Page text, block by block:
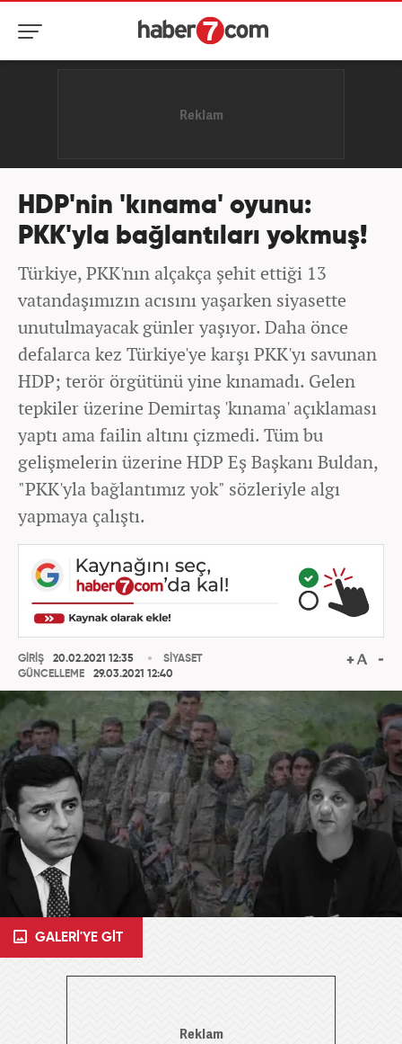
HDP'nin 'kınama' oyunu:
PKK'yla bağlantıları yokmuş!
Türkiye, PKK'nın alçakça şehit ettiği 13
vatandaşımızın acısını yaşarken siyasette
unutulmayacak günler yaşıyor. Daha önce
defalarca kez Türkiye'ye karşı PKK'yı savunan
HDP; terör örgütünü yine kınamadı. Gelen
tepkiler üzerine Demirtaş 'kınama' açıklaması
yaptı ama failin altını çizmedi. Tüm bu
gelişmelerin üzerine HDP Eş Başkanı Buldan,
"PKK'yla bağlantımız yok" sözleriyle algı
yapmaya çalıştı.
GİRİŞ
20.02.2021 12:35
GÜNCELLEME
29.03.2021 12:40
SİYASET
GALERİ'YE GİT